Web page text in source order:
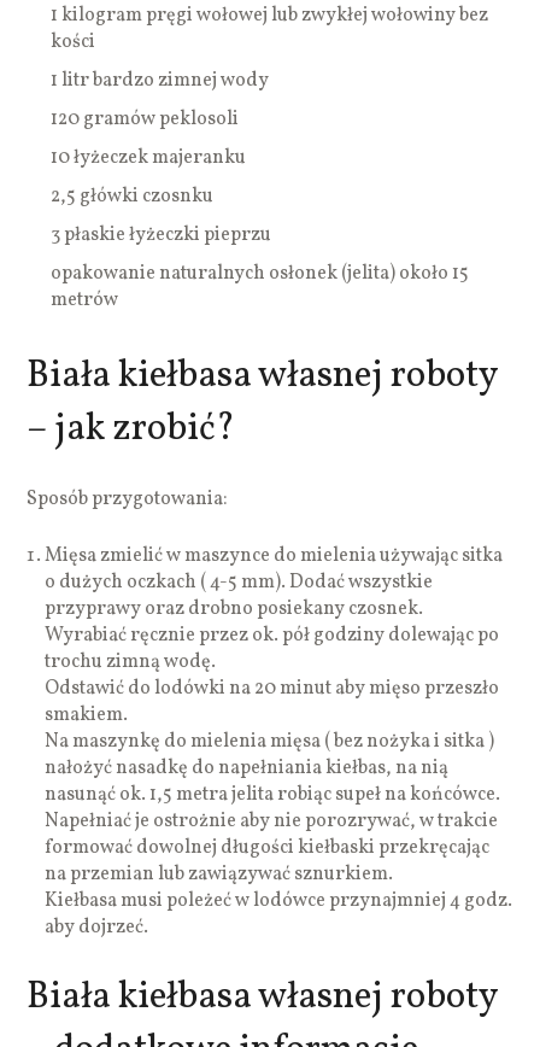
1 kilogram pręgi wołowej lub zwykłej wołowiny bez
kości
1 litr bardzo zimnej wody
120 gramów peklosoli
10 łyżeczek majeranku
2,5 główki czosnku
3 płaskie łyżeczki pieprzu
opakowanie naturalnych osłonek (jelita) około 15
metrów
Biała kiełbasa własnej roboty
– jak zrobić?
Sposób przygotowania:
Mięsa zmielić w maszynce do mielenia używając sitka
o dużych oczkach ( 4-5 mm). Dodać wszystkie
przyprawy oraz drobno posiekany czosnek.
Wyrabiać ręcznie przez ok. pół godziny dolewając po
trochu zimną wodę.
Odstawić do lodówki na 20 minut aby mięso przeszło
smakiem.
Na maszynkę do mielenia mięsa ( bez nożyka i sitka )
nałożyć nasadkę do napełniania kiełbas, na nią
nasunąć ok. 1,5 metra jelita robiąc supeł na końcówce.
Napełniać je ostrożnie aby nie porozrywać, w trakcie
formować dowolnej długości kiełbaski przekręcając
na przemian lub zawiązywać sznurkiem.
Kiełbasa musi poleżeć w lodówce przynajmniej 4 godz.
aby dojrzeć.
Biała kiełbasa własnej roboty